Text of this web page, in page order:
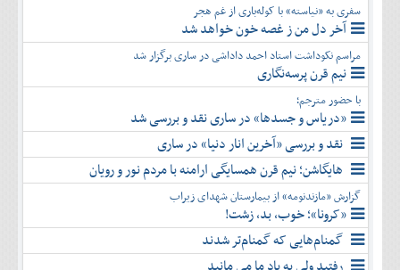
سفری به «نیاسته» با کوله‌باری از غم هجر
آخر دل من ز غصه خون خواهد شد
مراسم نکوداشت استاد احمد داداشی در ساری برگزار شد
نیم قرن پرسه‌نگاری
با حضور مترجم؛
«دریاس و جسدها» در ساری نقد و بررسی شد
نقد و بررسی «آخرین انار دنیا» در ساری
هایگاشن؛ نیم قرن همسایگی ارامنه با مردم نور و رویان
گزارش «مازندنومه» از بیمارستان شهدای زیراب
«کرونا»؛ خوب، بد، زشت!
گمنام‌هایی که گمنام‌تر شدند